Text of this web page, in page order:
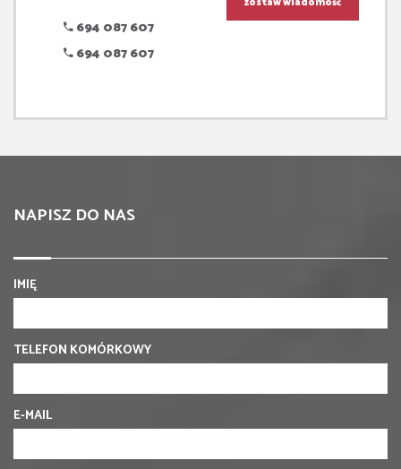
694 087 607
694 087 607
NAPISZ DO NAS
IMIĘ
TELEFON KOMÓRKOWY
E-MAIL